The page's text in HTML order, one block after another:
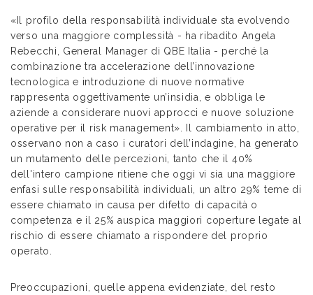
«Il profilo della responsabilità individuale sta evolvendo
verso una maggiore complessità - ha ribadito Angela
Rebecchi, General Manager di QBE Italia - perché la
combinazione tra accelerazione dell’innovazione
tecnologica e introduzione di nuove normative
rappresenta oggettivamente un’insidia, e obbliga le
aziende a considerare nuovi approcci e nuove soluzione
operative per il risk management». Il cambiamento in atto,
osservano non a caso i curatori dell’indagine, ha generato
un mutamento delle percezioni, tanto che il 40%
dell'intero campione ritiene che oggi vi sia una maggiore
enfasi sulle responsabilità individuali, un altro 29% teme di
essere chiamato in causa per difetto di capacità o
competenza e il 25% auspica maggiori coperture legate al
rischio di essere chiamato a rispondere del proprio
operato.
Preoccupazioni, quelle appena evidenziate, del resto